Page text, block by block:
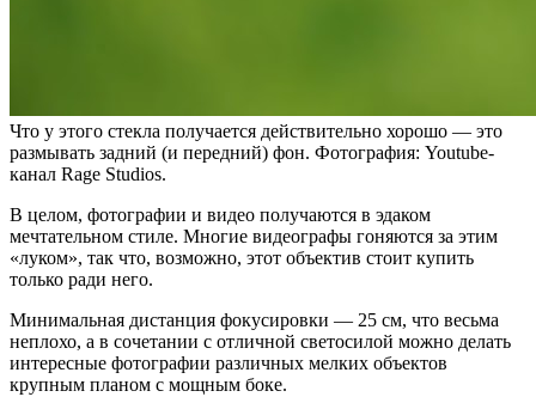
Что у этого стекла получается действительно хорошо — это
размывать задний (и передний) фон. Фотография: Youtube-
канал Rage Studios.
В целом, фотографии и видео получаются в эдаком
мечтательном стиле. Многие видеографы гоняются за этим
«луком», так что, возможно, этот объектив стоит купить
только ради него.
Минимальная дистанция фокусировки — 25 см, что весьма
неплохо, а в сочетании с отличной светосилой можно делать
интересные фотографии различных мелких объектов
крупным планом с мощным боке.